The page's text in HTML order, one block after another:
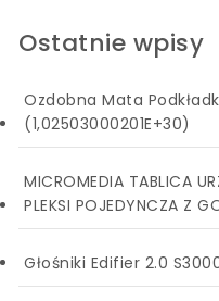
Ostatnie wpisy
Ozdobna Mata
(1,02503000201E+30)
MICROMEDIA TABLICA
PLEKSI POJEDYNCZA Z
Głośniki Edifier 2.0